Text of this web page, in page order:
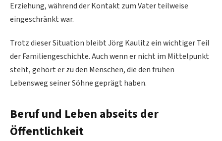
Erziehung, während der Kontakt zum Vater teilweise
eingeschränkt war.
Trotz dieser Situation bleibt Jörg Kaulitz ein wichtiger Teil
der Familiengeschichte. Auch wenn er nicht im Mittelpunkt
steht, gehört er zu den Menschen, die den frühen
Lebensweg seiner Söhne geprägt haben.
Beruf und Leben abseits der
Öffentlichkeit